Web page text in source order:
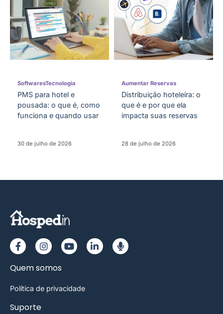
SoftwaresTecnologia
PMS para hotel e
pousada: o que é, como
funciona e quando usar
30 de julho de 2026
Aumentar Reservas
Distribuição hoteleira: o
que é e por que ela
impacta suas reservas
28 de julho de 2026
Quem somos
Política de privacidade
Suporte